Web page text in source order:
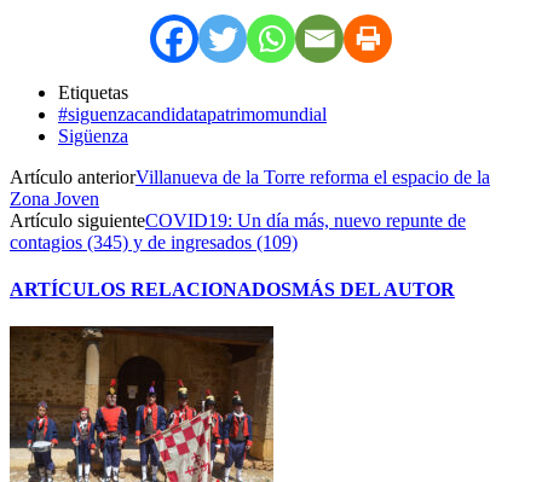
Etiquetas
#siguenzacandidatapatrimomundial
Sigüenza
Artículo anteriorVillanueva de la Torre reforma el espacio de la
Zona Joven
Artículo siguienteCOVID19: Un día más, nuevo repunte de
contagios (345) y de ingresados (109)
ARTÍCULOS RELACIONADOSMÁS DEL AUTOR